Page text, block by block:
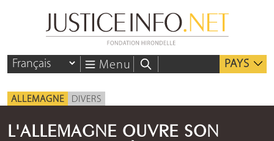
Menu PAYS
ALLEMAGNE DIVERS
L'ALLEMAGNE OUVRE SON